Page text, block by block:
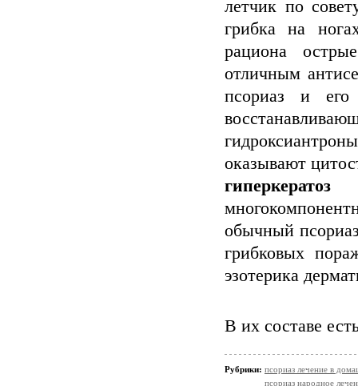
летчик по
грибка на
рациона
отличным
псориаз и
оказывают
гиперкератоз
обычный
грибковых
эзотерика
В их составе
Рубрики: псориаз лечение в
псориаз народное